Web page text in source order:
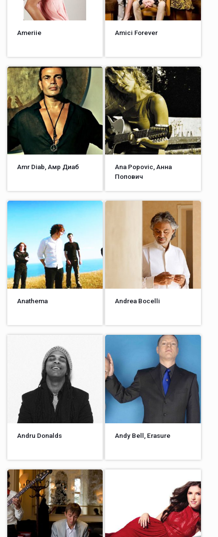
Ameriie Amici Forever
Amr Diab, Амр Диаб
Ana Popovic, Анна
Попович
Anathema Andrea Bocelli
Andru Donalds Andy Bell, Erasure